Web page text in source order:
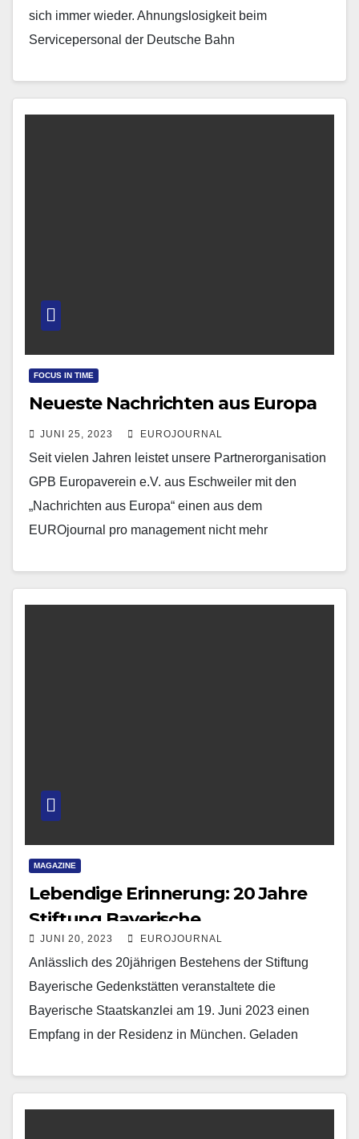
sich immer wieder. Ahnungslosigkeit beim
Servicepersonal der Deutsche Bahn
FOCUS IN TIME
Neueste Nachrichten aus Europa
JUNI 25, 2023 EUROJOURNAL
Seit vielen Jahren leistet unsere Partnerorganisation
GPB Europaverein e.V. aus Eschweiler mit den
„Nachrichten aus Europa“ einen aus dem
EUROjournal pro management nicht mehr
MAGAZINE
Lebendige Erinnerung: 20 Jahre
Stiftung Bayerische
Gedenkstätten
JUNI 20, 2023 EUROJOURNAL
Anlässlich des 20jährigen Bestehens der Stiftung
Bayerische Gedenkstätten veranstaltete die
Bayerische Staatskanzlei am 19. Juni 2023 einen
Empfang in der Residenz in München. Geladen